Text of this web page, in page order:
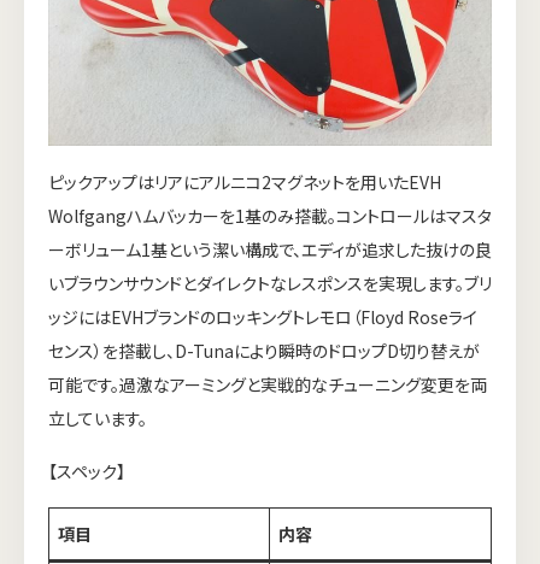
ピックアップはリアにアルニコ2マグネットを用いたEVH
Wolfgangハムバッカーを1基のみ搭載。コントロールはマスタ
ーボリューム1基という潔い構成で、エディが追求した抜けの良
いブラウンサウンドとダイレクトなレスポンスを実現します。ブリ
ッジにはEVHブランドのロッキングトレモロ（Floyd Roseライ
センス）を搭載し、D-Tunaにより瞬時のドロップD切り替えが
可能です。過激なアーミングと実戦的なチューニング変更を両
立しています。
【スペック】
項目 内容